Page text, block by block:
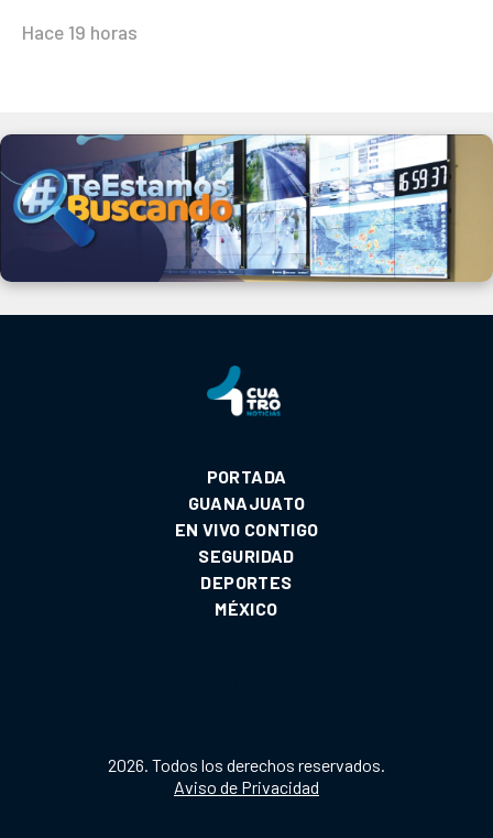
Hace 19 horas
PORTADA
GUANAJUATO
EN VIVO CONTIGO
SEGURIDAD
DEPORTES
MÉXICO
2026. Todos los derechos reservados.
Aviso de Privacidad